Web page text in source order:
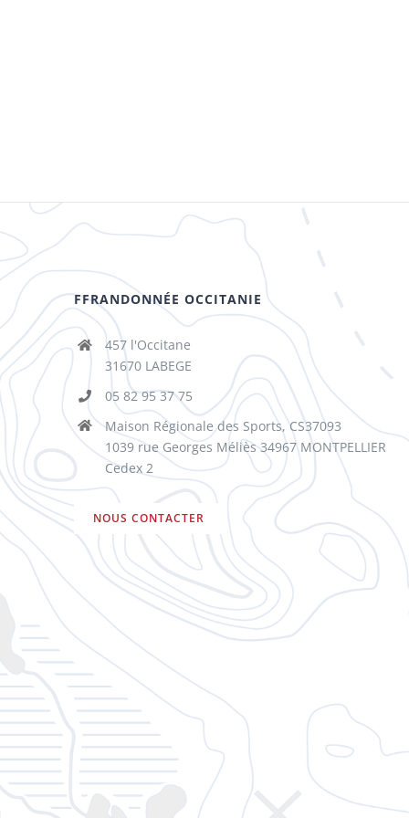
FFRANDONNÉE OCCITANIE
457 l'Occitane
31670 LABEGE
05 82 95 37 75
Maison Régionale des Sports, CS37093
1039 rue Georges Méliès 34967 MONTPELLIER
Cedex 2
NOUS CONTACTER